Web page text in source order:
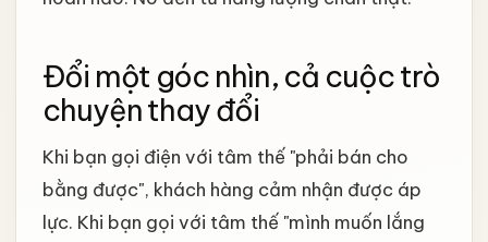
Đổi một góc nhìn, cả cuộc trò
chuyện thay đổi
Khi bạn gọi điện với tâm thế "phải bán cho
bằng được", khách hàng cảm nhận được áp
lực. Khi bạn gọi với tâm thế "mình muốn lắng